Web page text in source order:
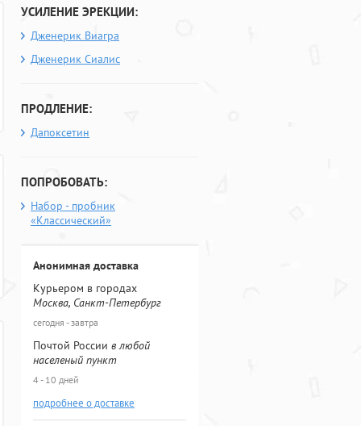
УСИЛЕНИЕ ЭРЕКЦИИ:
Дженерик Виагра
Дженерик Сиалис
ПРОДЛЕНИЕ:
Дапоксетин
ПОПРОБОВАТЬ:
Набор - пробник
«Классический»
Анонимная доставка
Курьером в городах
Москва, Санкт-Петербург
сегодня - завтра
Почтой России в любой
населеный пункт
4 - 10 дней
подробнее о доставке